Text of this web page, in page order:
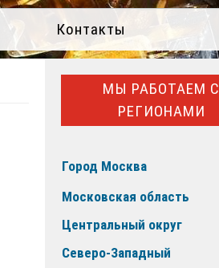
Контакты
МЫ РАБОТАЕМ С
РЕГИОНАМИ
Город Москва
Московская область
Центральный округ
Северо-Западный